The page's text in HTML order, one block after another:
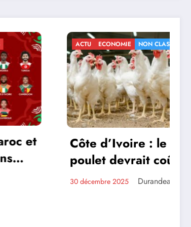
ACTU ECONOMIE NON CLASSÉ
Côte d’Ivoire : le
poulet devrait coûter
plus cher à partir de
30 décembre 2025 Durandeau